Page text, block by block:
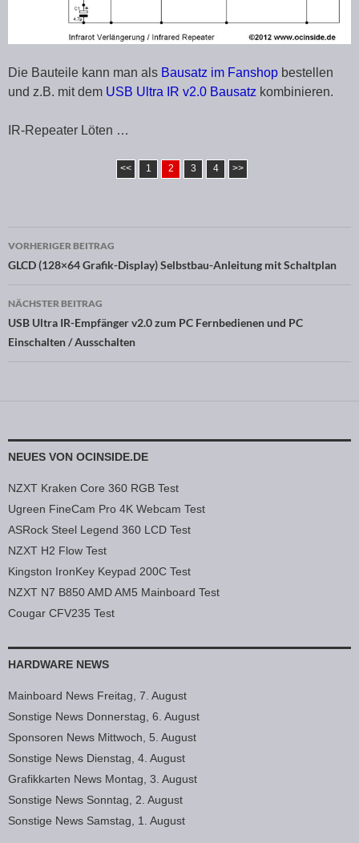
Die Bauteile kann man als Bausatz im Fanshop bestellen
und z.B. mit dem USB Ultra IR v2.0 Bausatz kombinieren.
IR-Repeater Löten …
<< 1 2 3 4 >>
Beitragsnavigation
VORHERIGER BEITRAG
GLCD (128×64 Grafik-Display) Selbstbau-Anleitung mit Schaltplan
NÄCHSTER BEITRAG
USB Ultra IR-Empfänger v2.0 zum PC Fernbedienen und PC
Einschalten / Ausschalten
NEUES VON OCINSIDE.DE
NZXT Kraken Core 360 RGB Test
Ugreen FineCam Pro 4K Webcam Test
ASRock Steel Legend 360 LCD Test
NZXT H2 Flow Test
Kingston IronKey Keypad 200C Test
NZXT N7 B850 AMD AM5 Mainboard Test
Cougar CFV235 Test
HARDWARE NEWS
Mainboard News Freitag, 7. August
Sonstige News Donnerstag, 6. August
Sponsoren News Mittwoch, 5. August
Sonstige News Dienstag, 4. August
Grafikkarten News Montag, 3. August
Sonstige News Sonntag, 2. August
Sonstige News Samstag, 1. August